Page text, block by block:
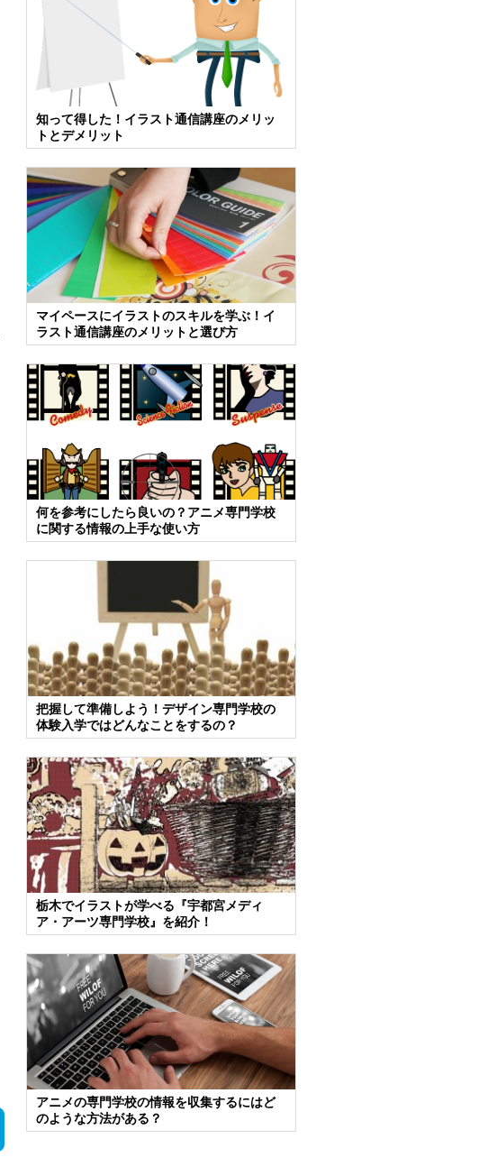
知って得した！イラスト通信講座のメリッ
トとデメリット
マイペースにイラストのスキルを学ぶ！イ
ラスト通信講座のメリットと選び方
何を参考にしたら良いの？アニメ専門学校
に関する情報の上手な使い方
把握して準備しよう！デザイン専門学校の
体験入学ではどんなことをするの？
栃木でイラストが学べる『宇都宮メディ
ア・アーツ専門学校』を紹介！
アニメの専門学校の情報を収集するにはど
のような方法がある？